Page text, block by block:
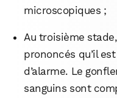
microscopiques ;
Au troisième
prononcés qu’il
d’alarme. Le
sanguins sont